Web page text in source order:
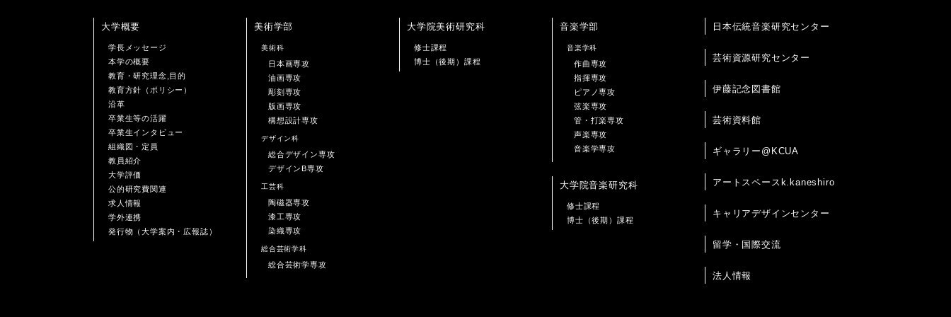
大学概要
学長メッセージ
本学の概要
教育・研究理念,目的
教育方針（ポリシー）
沿革
卒業生等の活躍
卒業生インタビュー
組織図・定員
教員紹介
大学評価
公的研究費関連
求人情報
学外連携
発行物（大学案内・広報誌）
美術学部
美術科
日本画専攻
油画専攻
彫刻専攻
版画専攻
構想設計専攻
デザイン科
総合デザイン専攻
デザインB専攻
工芸科
陶磁器専攻
漆工専攻
染織専攻
総合芸術学科
総合芸術学専攻
大学院美術研究科
修士課程
博士（後期）課程
音楽学部
音楽学科
作曲専攻
指揮専攻
ピアノ専攻
弦楽専攻
管・打楽専攻
声楽専攻
音楽学専攻
大学院音楽研究科
修士課程
博士（後期）課程
日本伝統音楽研究センター
芸術資源研究センター
伊藤記念図書館
芸術資料館
ギャラリー@KCUA
アートスペースk.kaneshiro
キャリアデザインセンター
留学・国際交流
法人情報